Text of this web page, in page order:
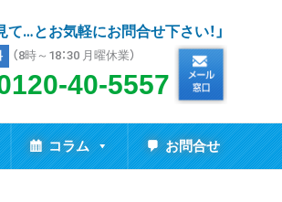
て…とお気軽にお問合せ下さい！」
（8時～18：30 月曜休業）
40-5557
コラム お問合せ